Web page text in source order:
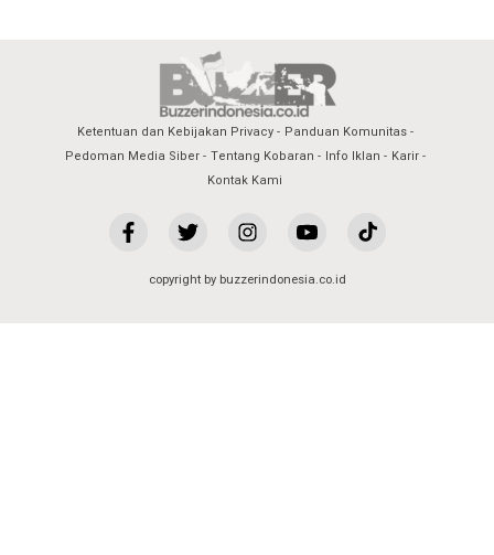
Ketentuan dan Kebijakan Privacy
Panduan Komunitas
Pedoman Media Siber
Tentang Kobaran Info Iklan
Karir
Kontak Kami
copyright by buzzerindonesia.co.id